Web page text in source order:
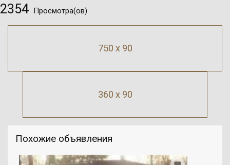
360 x 90
Похожие объявления
2354 Просмотра(ов)
750 x 90